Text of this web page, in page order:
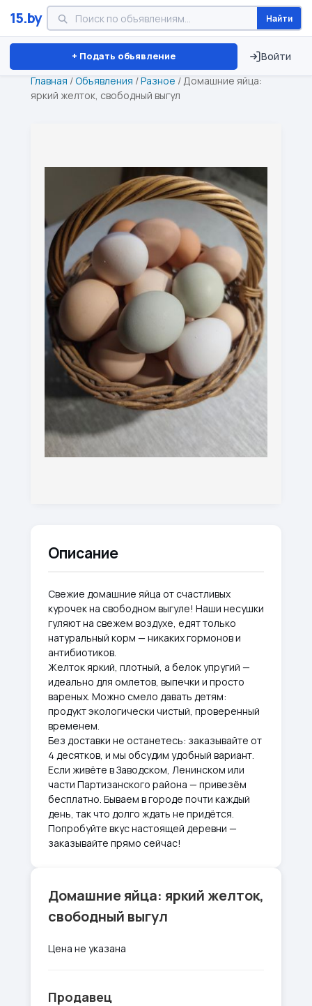
15.by Найти
+ Подать объявление Войти
Минск Витебск Брест ⏱ ТОЛЬКО 15 ДНЕЙ
Главная /Объявления /Разное / Домашние яйца:
яркий желток, свободный выгул
Описание
Свежие домашние яйца от счастливых
курочек на свободном выгуле! Наши несушки
гуляют на свежем воздухе, едят только
натуральный корм — никаких гормонов и
антибиотиков.
Желток яркий, плотный, а белок упругий —
идеально для омлетов, выпечки и просто
вареных. Можно смело давать детям:
продукт экологически чистый, проверенный
временем.
Без доставки не останетесь: заказывайте от
4 десятков, и мы обсудим удобный вариант.
Если живёте в Заводском, Ленинском или
части Партизанского района — привезём
бесплатно. Бываем в городе почти каждый
день, так что долго ждать не придётся.
Попробуйте вкус настоящей деревни —
заказывайте прямо сейчас!
Домашние яйца: яркий желток,
свободный выгул
Цена не указана
Продавец